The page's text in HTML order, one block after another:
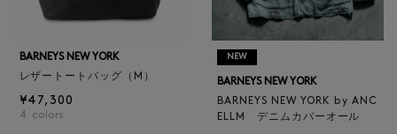
BARNEYS NEW YORK
レザートートバッグ（M）
¥47,300
4 colors
NEW
BARNEYS NEW YORK
BARNEYS NEW YORK by ANC
ELLM デニムカバーオール